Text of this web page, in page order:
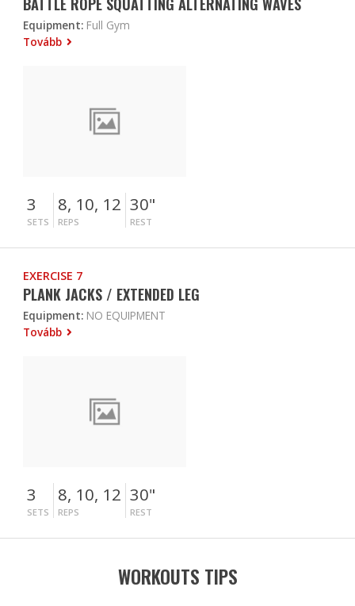
Equipment: Full Gym
Tovább
3
SETS
8, 10, 12
REPS
30"
REST
EXERCISE 7
PLANK JACKS / EXTENDED LEG
Equipment: NO EQUIPMENT
Tovább
3
SETS
8, 10, 12
REPS
30"
REST
WORKOUTS TIPS